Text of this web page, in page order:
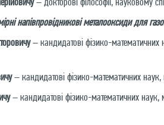
напівпровідникові металооксиди для
– кандидатові фізико-математичних
– кандидатові фізико-математичних наук,
– кандидатові фізико-математичних наук,